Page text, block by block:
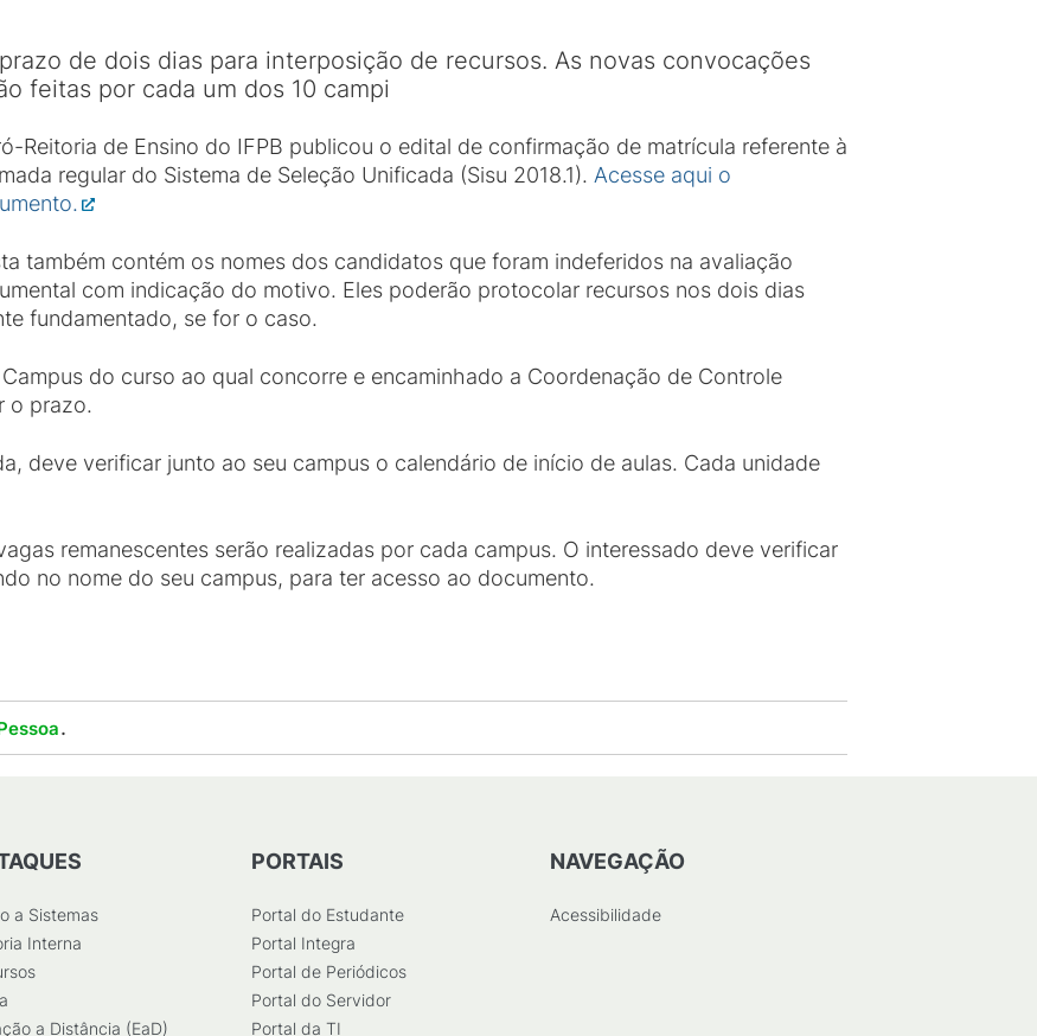
de dois dias para interposição de recursos. As novas convocações
feitas por cada um dos 10 campi
Reitoria de Ensino do IFPB publicou o edital de confirmação de matrícula referente à
regular do Sistema de Seleção Unificada (Sisu 2018.1). Acesse aqui o
também contém os nomes dos candidatos que foram indeferidos na avaliação
com indicação do motivo. Eles poderão protocolar recursos nos dois dias
fundamentado, se for o caso.
do curso ao qual concorre e encaminhado a Coordenação de Controle
o prazo.
deve verificar junto ao seu campus o calendário de início de aulas. Cada unidade
remanescentes serão realizadas por cada campus. O interessado deve verificar
no nome do seu campus, para ter acesso ao documento.
.
a Sistemas
Interna
a Distância (EaD)
PORTAIS
Portal do Estudante
Portal Integra
Portal de Periódicos
Portal do Servidor
Portal da TI
NAVEGAÇÃO
Acessibilidade